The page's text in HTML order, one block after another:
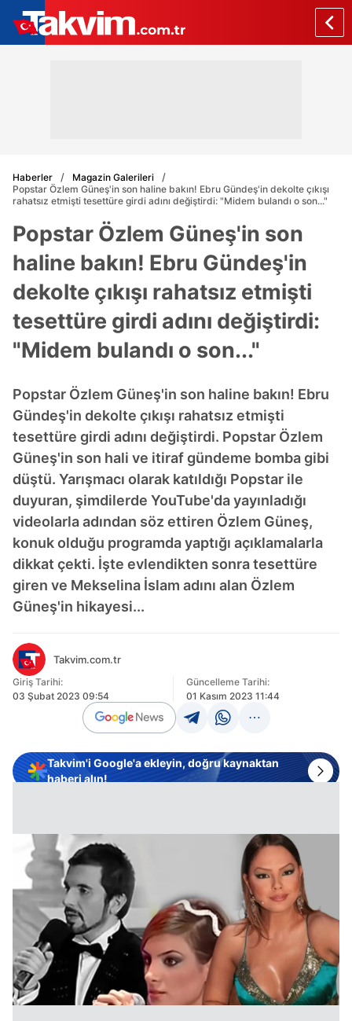
Haberler
Magazin Galerileri
Popstar Özlem Güneş'in son haline bakın! Ebru Gündeş'in dekolte çıkışı
rahatsız etmişti tesettüre girdi adını değiştirdi: "Midem bulandı o son..."
Popstar Özlem Güneş'in son
haline bakın! Ebru Gündeş'in
dekolte çıkışı rahatsız etmişti
tesettüre girdi adını değiştirdi:
"Midem bulandı o son..."
Popstar Özlem Güneş'in son haline bakın! Ebru
Gündeş'in dekolte çıkışı rahatsız etmişti
tesettüre girdi adını değiştirdi. Popstar Özlem
Güneş'in son hali ve itiraf gündeme bomba gibi
düştü. Yarışmacı olarak katıldığı Popstar ile
duyuran, şimdilerde YouTube'da yayınladığı
videolarla adından söz ettiren Özlem Güneş,
konuk olduğu programda yaptığı açıklamalarla
dikkat çekti. İşte evlendikten sonra tesettüre
giren ve Mekselina İslam adını alan Özlem
Güneş'in hikayesi...
Takvim.com.tr
Giriş Tarihi:
03 Şubat 2023 09:54
Güncelleme Tarihi:
01 Kasım 2023 11:44
Takvim'i Google'a ekleyin, doğru kaynaktan
haberi alın!